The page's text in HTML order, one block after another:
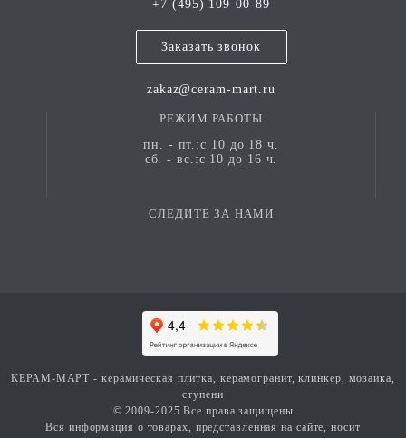
+7 (495) 109-00-89
Заказать звонок
zakaz@ceram-mart.ru
РЕЖИМ РАБОТЫ
пн. - пт.:с 10 до 18 ч.
сб. - вс.:с 10 до 16 ч.
СЛЕДИТЕ ЗА НАМИ
КЕРАМ-МАРТ - керамическая плитка, керамогранит, клинкер, мозаика,
ступени
© 2009-2025 Все права защищены
Вся информация о товарах, представленная на сайте, носит